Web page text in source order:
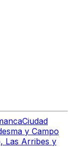
Ciudad
y Campo
Las Arribes y